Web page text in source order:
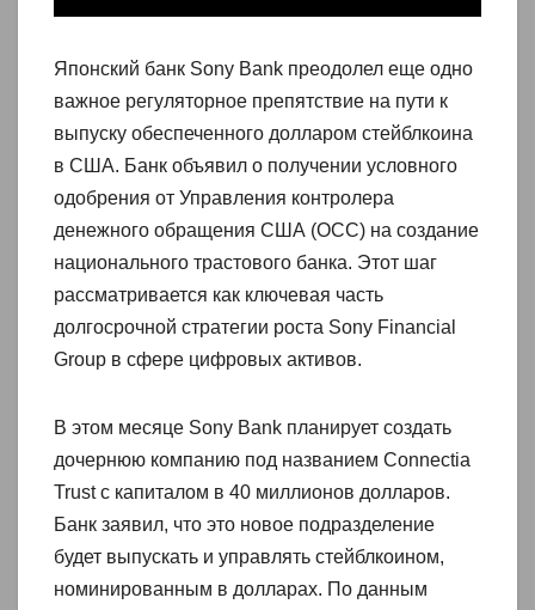
Японский банк Sony Bank преодолел еще одно
важное регуляторное препятствие на пути к
выпуску обеспеченного долларом стейблкоина
в США. Банк объявил о получении условного
одобрения от Управления контролера
денежного обращения США (OCC) на создание
национального трастового банка. Этот шаг
рассматривается как ключевая часть
долгосрочной стратегии роста Sony Financial
Group в сфере цифровых активов.
В этом месяце Sony Bank планирует создать
дочернюю компанию под названием Connectia
Trust с капиталом в 40 миллионов долларов.
Банк заявил, что это новое подразделение
будет выпускать и управлять стейблкоином,
номинированным в долларах. По данным